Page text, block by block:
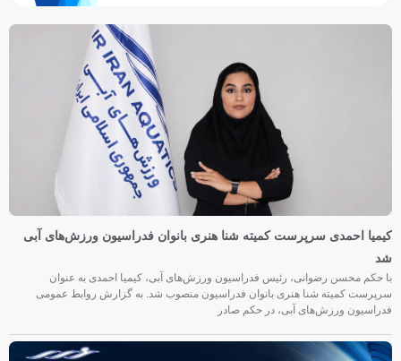
کیمیا احمدی سرپرست کمیته شنا هنری بانوان فدراسیون ورزش‌های آبی
شد
با حکم محسن رضوانی، رئیس فدراسیون ورزش‌های آبی، کیمیا احمدی به عنوان
سرپرست کمیته شنا هنری بانوان فدراسیون منصوب شد. به گزارش روابط عمومی
فدراسیون ورزش‌های آبی، در حکم صادر